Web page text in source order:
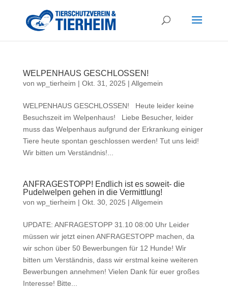
WELPENHAUS GESCHLOSSEN!
von wp_tierheim | Okt. 31, 2025 | Allgemein
WELPENHAUS GESCHLOSSEN! Heute leider keine
Besuchszeit im Welpenhaus! Liebe Besucher, leider
muss das Welpenhaus aufgrund der Erkrankung einiger
Tiere heute spontan geschlossen werden! Tut uns leid!
Wir bitten um Verständnis!...
ANFRAGESTOPP! Endlich ist es soweit- die
Pudelwelpen gehen in die Vermittlung!
von wp_tierheim | Okt. 30, 2025 | Allgemein
UPDATE: ANFRAGESTOPP 31.10 08:00 Uhr Leider
müssen wir jetzt einen ANFRAGESTOPP machen, da
wir schon über 50 Bewerbungen für 12 Hunde! Wir
bitten um Verständnis, dass wir erstmal keine weiteren
Bewerbungen annehmen! Vielen Dank für euer großes
Interesse! Bitte...